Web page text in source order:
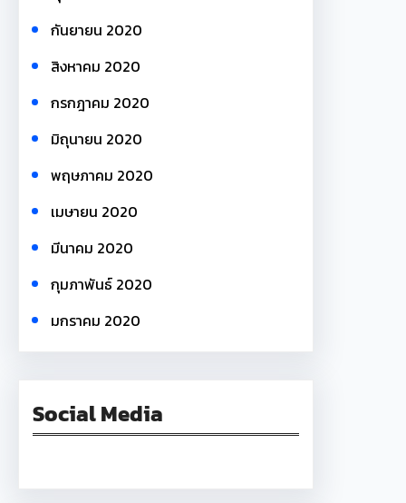
กันยายน 2020
สิงหาคม 2020
กรกฎาคม 2020
มิถุนายน 2020
พฤษภาคม 2020
เมษายน 2020
มีนาคม 2020
กุมภาพันธ์ 2020
มกราคม 2020
Social Media